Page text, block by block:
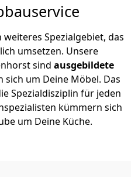
Spezialgebiet, das
umsetzen. Unsere
sind ausgebildete
sich um Deine Möbel. Das
Spezialdisziplin für jeden
kümmern sich
um Deine Küche.